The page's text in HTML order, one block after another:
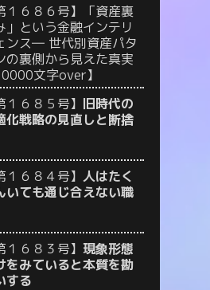
１６８６号】「資産裏
」という金融インテリ
ンス― 世代別資産パタ
の裏側から見えた真実
文字over】
１６８５号】 旧時代の
化戦略の見直しと断捨
１６８４号】 人はたく
いても通じ合えない職
１６８３号】 現象形態
をみていると本質を勘
する